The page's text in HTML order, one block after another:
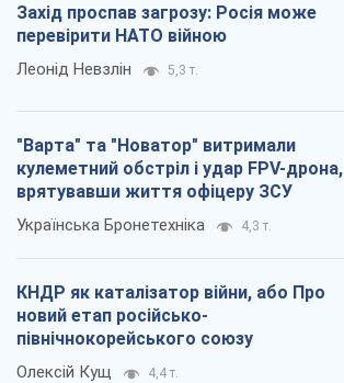
Захід проспав загрозу: Росія може
перевірити НАТО війною
Леонід Невзлін 5,3 т.
"Варта" та "Новатор" витримали
кулеметний обстріл і удар FPV-дрона,
врятувавши життя офіцеру ЗСУ
Українська Бронетехніка 4,3 т.
КНДР як каталізатор війни, або Про
новий етап російсько-
північнокорейського союзу
Олексій Кущ 4,4 т.